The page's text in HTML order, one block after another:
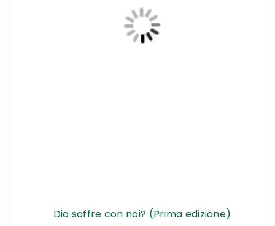
Dio soffre con noi? (Prima edizione)